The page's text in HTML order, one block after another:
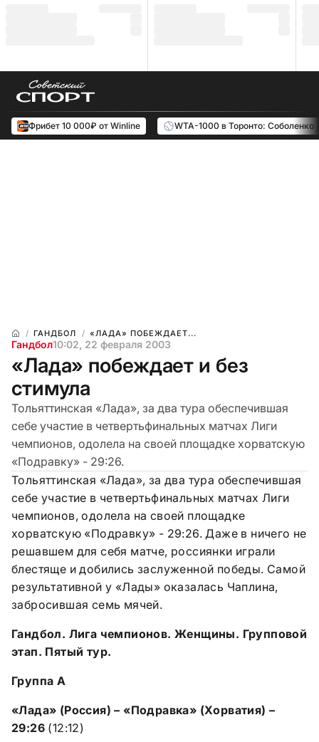
Фрибет 10 000₽ от Winline WTA-1000 в Торонто: Соболенко
ГАНДБОЛ «ЛАДА» ПОБЕЖДАЕТ...
Гандбол10:02, 22 февраля 2003
«Лада» побеждает и без
стимула
Тольяттинская «Лада», за два тура обеспечившая
себе участие в четвертьфинальных матчах Лиги
чемпионов, одолела на своей площадке хорватскую
«Подравку» - 29:26.
Тольяттинская «Лада», за два тура обеспечившая
себе участие в четвертьфинальных матчах Лиги
чемпионов, одолела на своей площадке
хорватскую «Подравку» - 29:26. Даже в ничего не
решавшем для себя матче, россиянки играли
блестяще и добились заслуженной победы. Самой
результативной у «Лады» оказалась Чаплина,
забросившая семь мячей.
Гандбол. Лига чемпионов. Женщины. Групповой
этап. Пятый тур.
Группа А
«Лада» (Россия) – «Подравка» (Хорватия) –
29:26 (12:12)